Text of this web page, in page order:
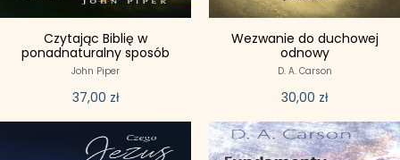
Czytając Biblię w
ponadnaturalny sposób
John Piper
37,00 zł
Wezwanie do duchowej
odnowy
D. A. Carson
30,00 zł